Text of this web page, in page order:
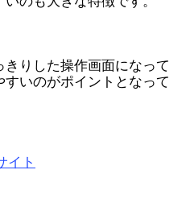
りした操作画面になって
いのがポイントとなって
ト